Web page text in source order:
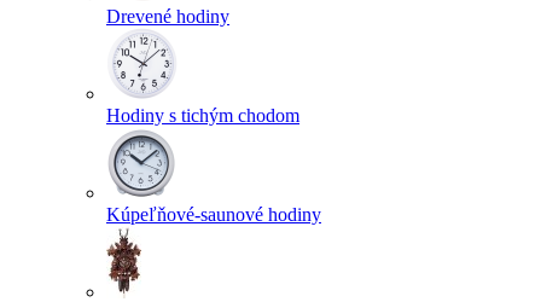
Drevené hodiny
Hodiny s tichým chodom
Kúpeľňové-saunové hodiny